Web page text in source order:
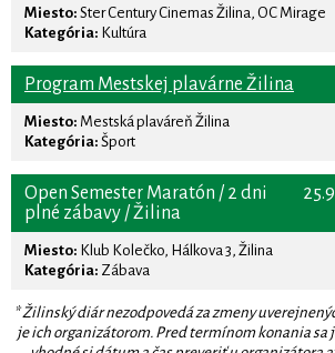
Miesto: Ster Century Cinemas Žilina, OC Mirage
Kategória: Kultúra
Program Mestskej plavárne Žilina
Miesto: Mestská plaváreň Žilina
Kategória: Šport
Open Semester Maratón / 2 dni
plné zábavy / Žilina
Miesto: Klub Kolečko, Hálkova 3, Žilina
Kategória: Zábava
* Žilinský diár nezodpovedá za zmeny
je ich organizátorom. Pred termínom konania